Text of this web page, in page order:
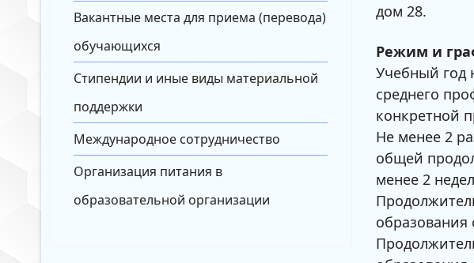
Вакантные места для приема (перевода)
обучающихся
Стипендии и иные виды материальной
поддержки
Международное сотрудничество
Организация питания в
образовательной организации
дом 28.
Режим и
Учебный год
среднего
конкретной
Не менее 2
общей
менее 2
образования